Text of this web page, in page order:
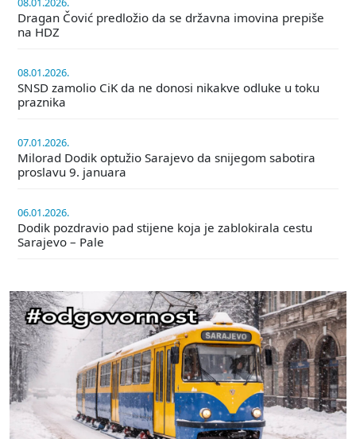
Dragan Čović predložio da se državna imovina prepiše
na HDZ
08.01.2026.
SNSD zamolio CiK da ne donosi nikakve odluke u toku
praznika
07.01.2026.
Milorad Dodik optužio Sarajevo da snijegom sabotira
proslavu 9. januara
06.01.2026.
Dodik pozdravio pad stijene koja je zablokirala cestu
Sarajevo – Pale